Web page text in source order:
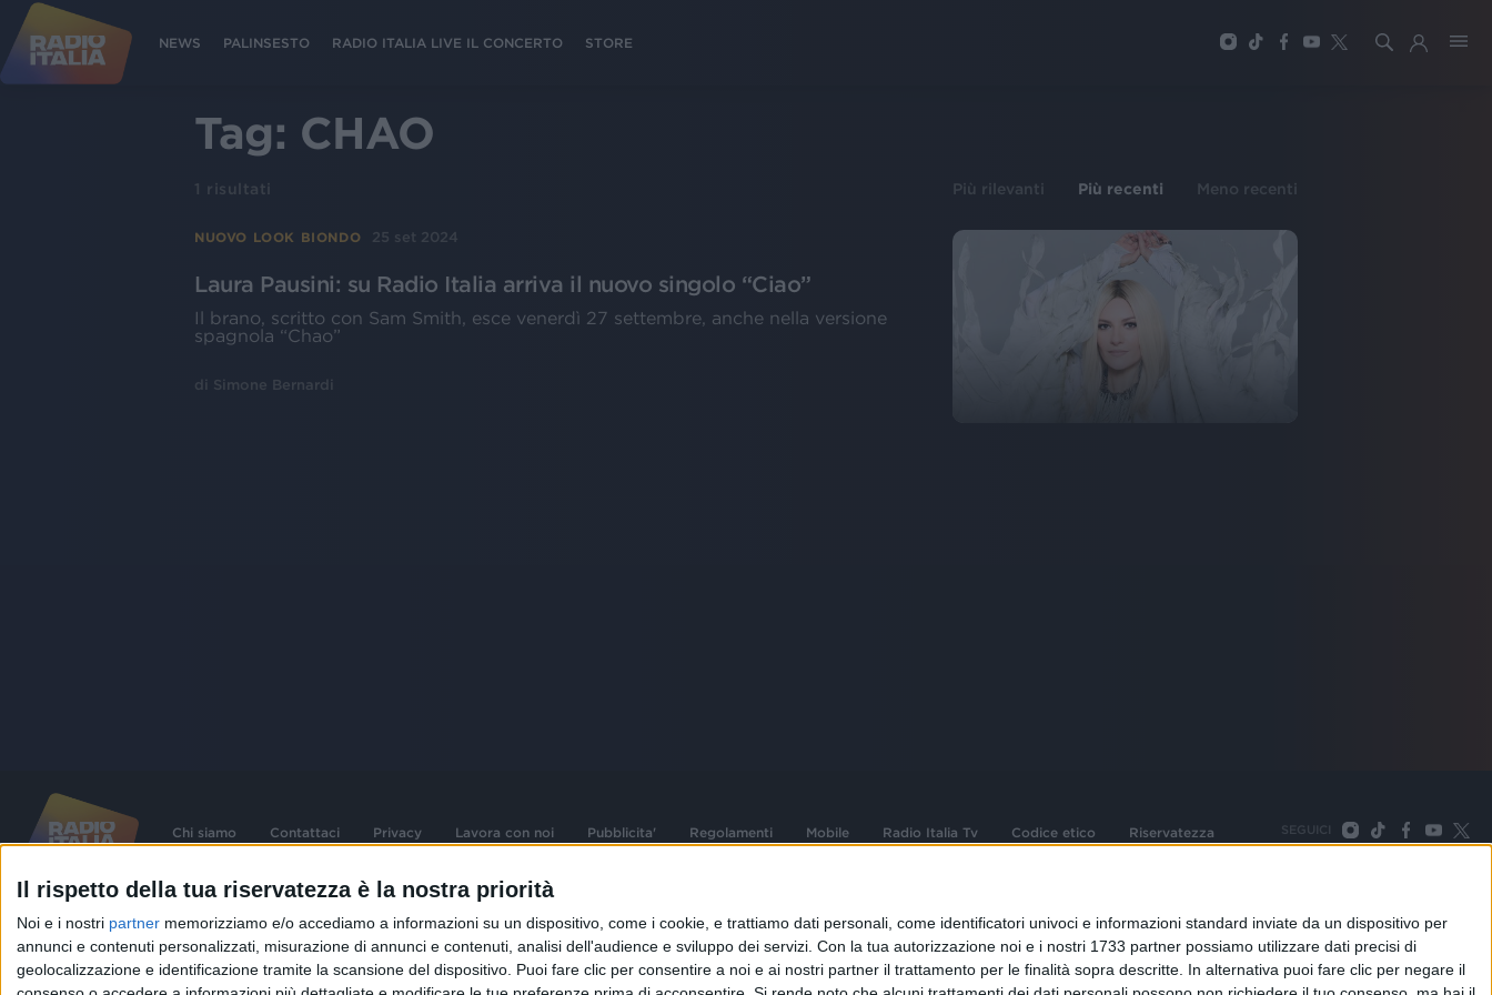
Il rispetto della tua riservatezza è la nostra priorità
Noi e i nostri partner memorizziamo e/o accediamo a informazioni su un dispositivo, come i cookie, e trattiamo dati personali, come identificatori univoci e informazioni standard inviate da un dispositivo per
annunci e contenuti personalizzati, misurazione di annunci e contenuti, analisi dell'audience e sviluppo dei servizi. Con la tua autorizzazione noi e i nostri 1733 partner possiamo utilizzare dati precisi di
geolocalizzazione e identificazione tramite la scansione del dispositivo. Puoi fare clic per consentire a noi e ai nostri partner il trattamento per le finalità sopra descritte. In alternativa puoi fare clic per negare il
NEWS PALINSESTO RADIO ITALIA LIVE IL CONCERTO STORE
Tag: CHAO
1 risultati Più rilevanti Più recenti Meno recenti
NUOVO LOOK BIONDO 25 set 2024
Laura Pausini: su Radio Italia arriva il nuovo singolo “Ciao”
Il brano, scritto con Sam Smith, esce venerdì 27 settembre, anche nella versione
spagnola “Chao”
di Simone Bernardi
Chi siamo Contattaci Privacy Lavora con noi Pubblicita' Regolamenti Mobile Radio Italia Tv Codice etico Riservatezza SEGUICI
©2026RADIO ITALIA S.p.A. P.IVA 06832230152 | Tutti i diritti riservati. Per le opere dell'ingegno
contenute nel sito sono stati assolti gli obblighi derivanti dalla normativa dei diritti d'autore e dei diritti
connessi.
Capitale Sociale € 580.000,00 interamente versato. Iscr. Reg. Imprese Milano - C.F. e n° iscrizione
Sede Amministrativa: Viale Europa 49, 20093 Cologno Monzese (Mi) |Tel. +39 02 254441 | Fax +39
02 25444220
Sede Legale: Via Savona 97, 20144 Milano
TORNA SU